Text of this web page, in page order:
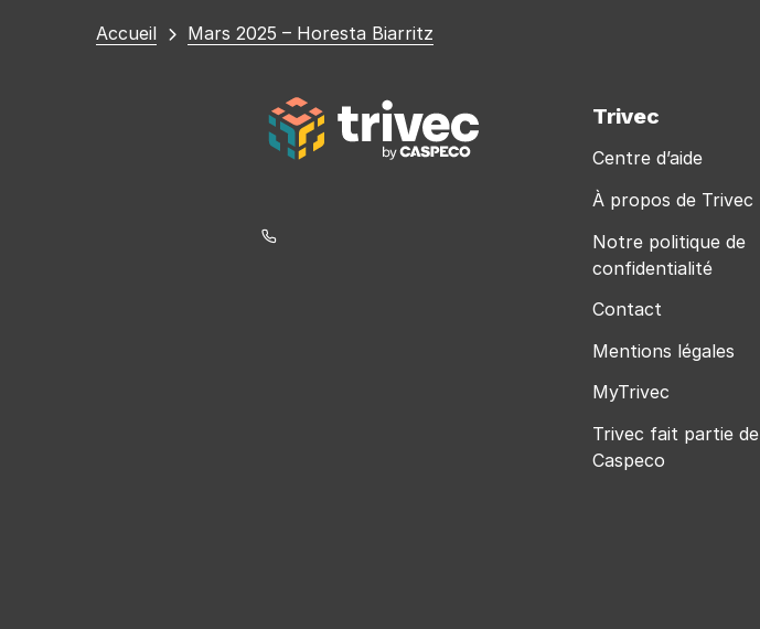
Vous
Accueil Mars 2025 – Horesta Biarritz
Trivec
Centre d’aide
À propos de Trivec
Notre politique de
confidentialité
Contact
Mentions légales
MyTrivec
Trivec fait partie de
Caspeco